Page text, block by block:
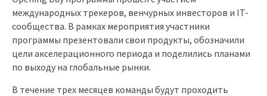
международных трекеров, венчурных инвесторов и IT-
сообщества. В рамках мероприятия участники
программы презентовали свои продукты, обозначили
цели акселерационного периода и поделились планами
по выходу на глобальные рынки.
В течение трех месяцев команды будут проходить